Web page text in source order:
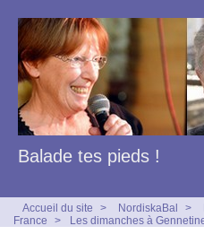
Balade tes pieds !
Accueil du site > NordiskaBal >
France
> Les dimanches à